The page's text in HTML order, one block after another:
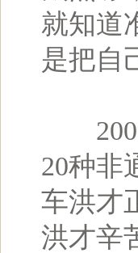
就知道
是把自
2009
20种非
车洪才
洪才辛